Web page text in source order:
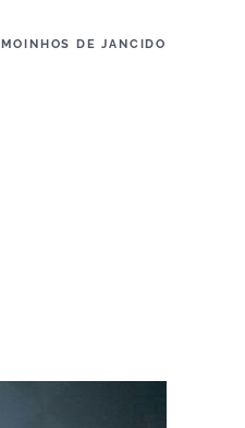
MOINHOS DE JANCIDO